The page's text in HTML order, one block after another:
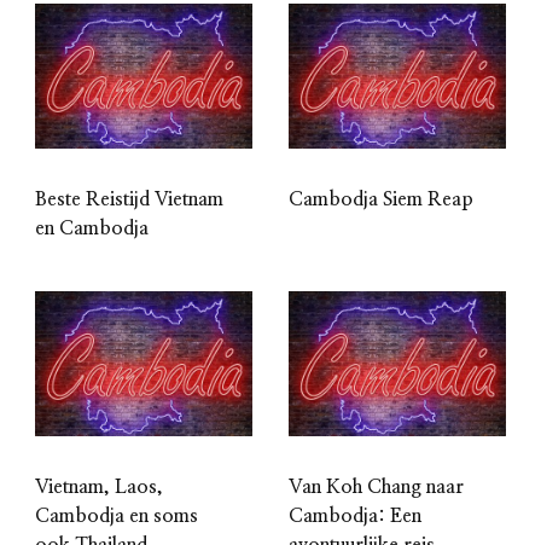
Beste Reistijd Vietnam
en Cambodja
Cambodja Siem Reap
Vietnam, Laos,
Cambodja en soms
Van Koh Chang naar
Cambodja: Een